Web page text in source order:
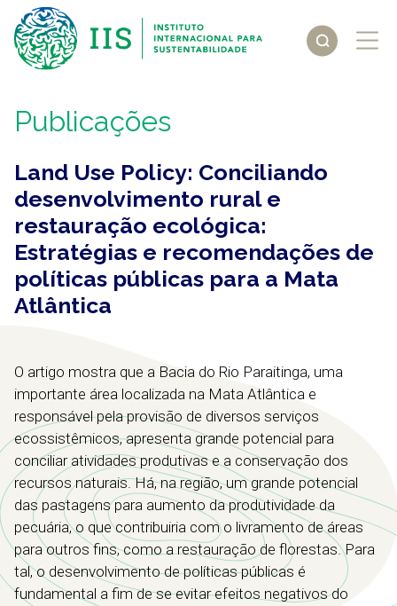
Publicações
Land Use Policy: Conciliando
desenvolvimento rural e
restauração ecológica:
Estratégias e recomendações de
políticas públicas para a Mata
Atlântica
O artigo mostra que a Bacia do Rio Paraitinga, uma
importante área localizada na Mata Atlântica e
responsável pela provisão de diversos serviços
ecossistêmicos, apresenta grande potencial para
conciliar atividades produtivas e a conservação dos
recursos naturais. Há, na região, um grande potencial
das pastagens para aumento da produtividade da
pecuária, o que contribuiria com o livramento de áreas
para outros fins, como a restauração de florestas. Para
tal, o desenvolvimento de políticas públicas é
fundamental a fim de se evitar efeitos negativos do